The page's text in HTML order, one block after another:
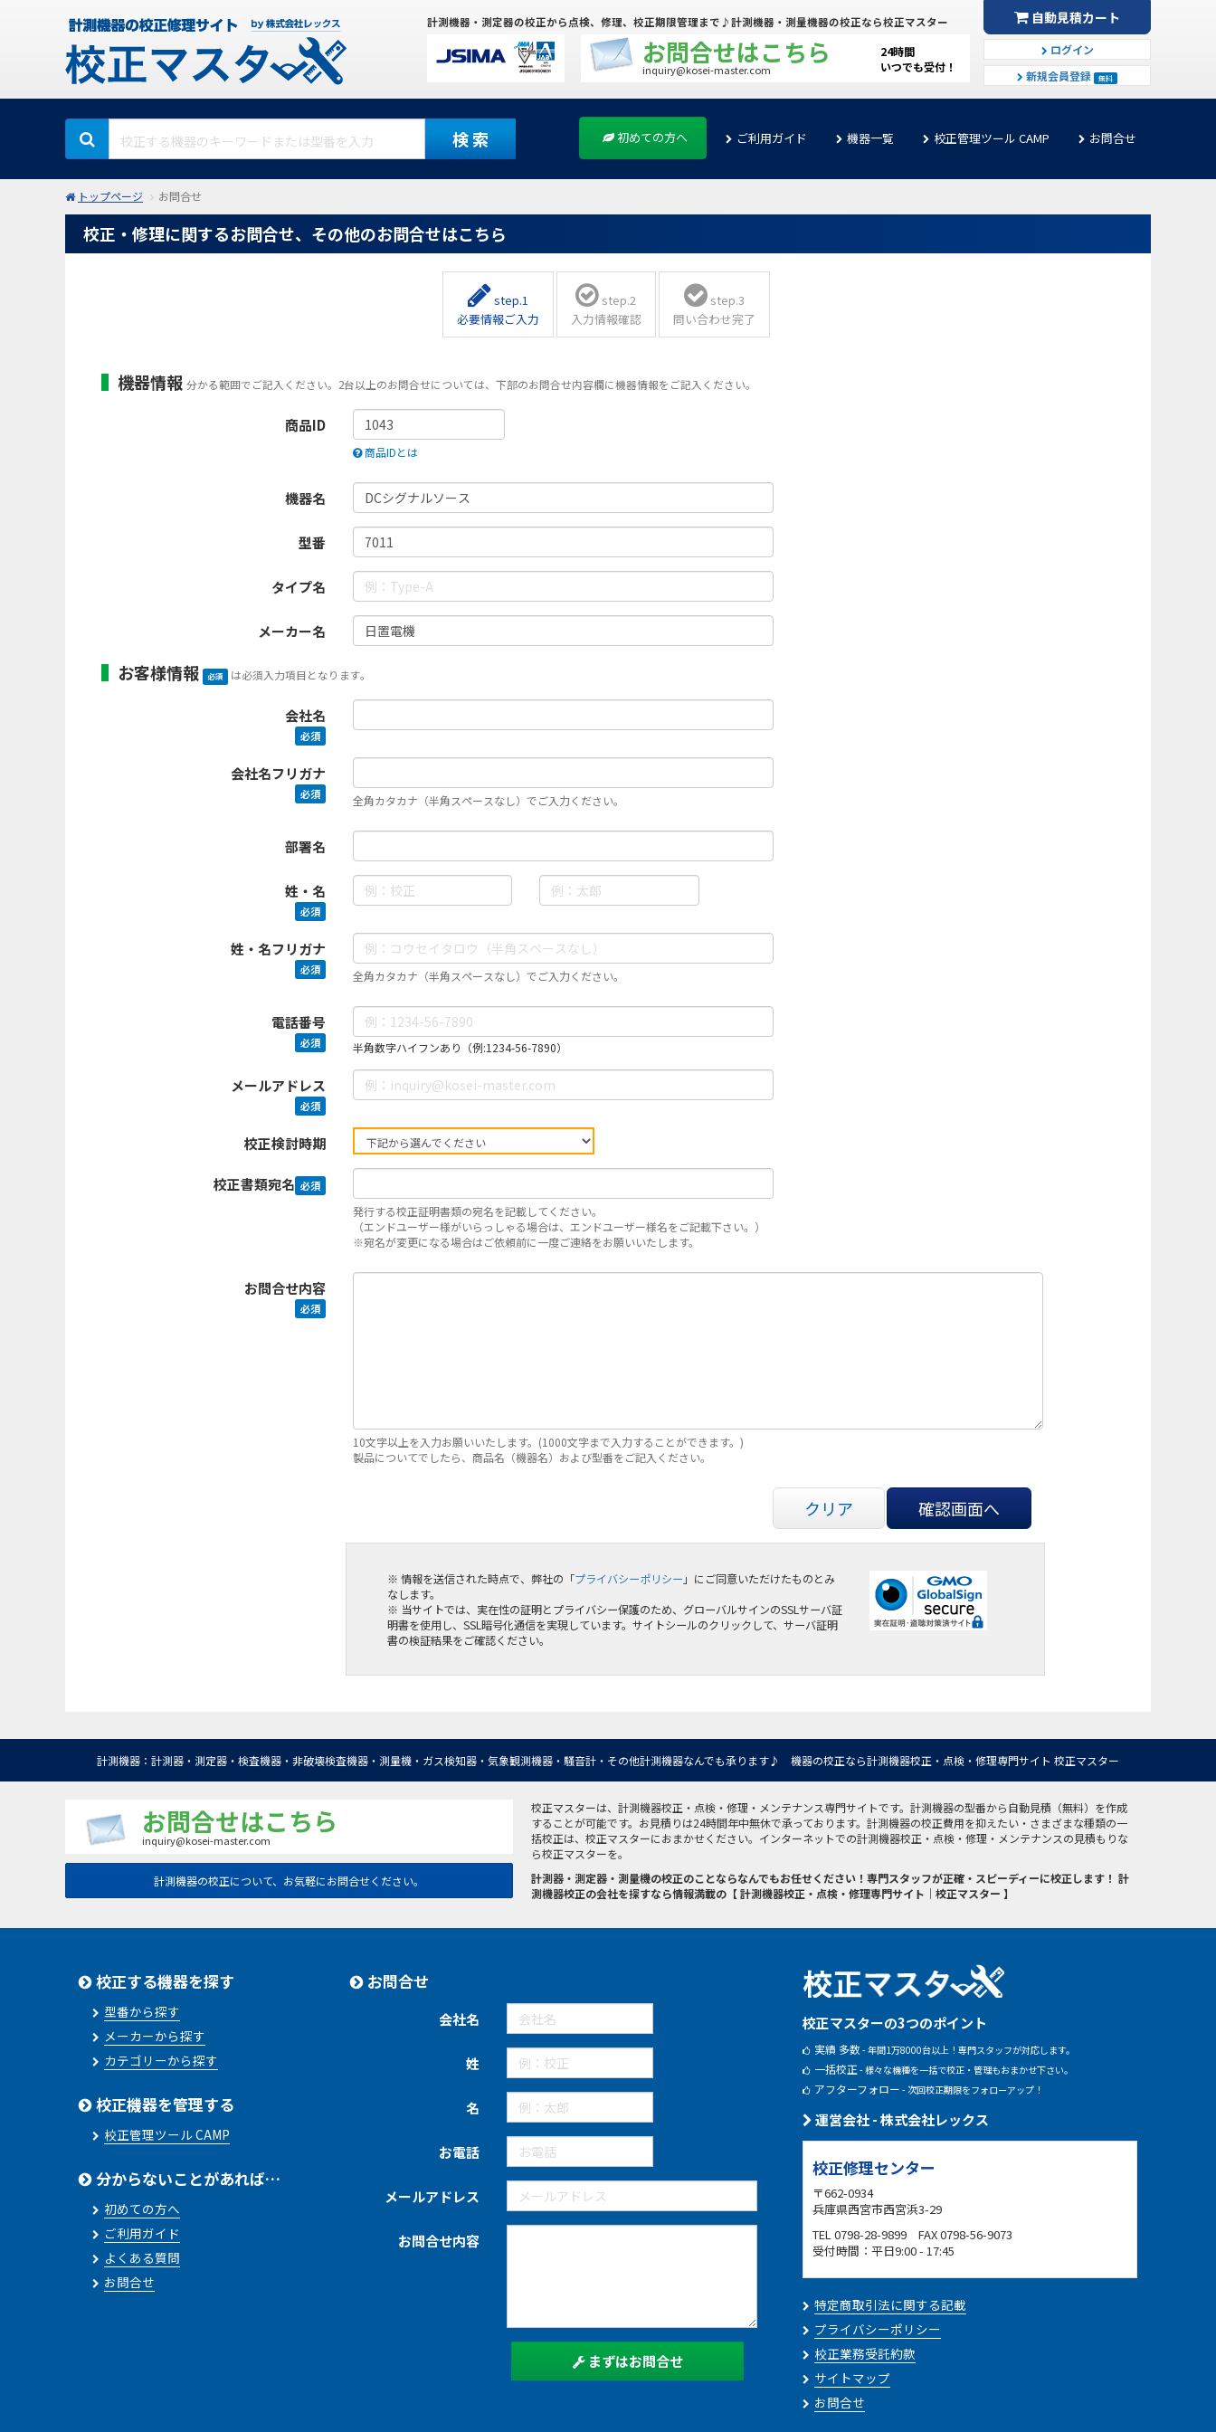
計測機器・測定器の校正から点検、修理、校正期限管理まで♪計測機器・測量機器の校正なら校正マスター
24時間
いつでも受付！
お問合せはこちら
inquiry@kosei-master.com
自動見積カート
ログイン
新規会員登録
無料
検 索 初めての方へ ご利用ガイド 機器一覧 校正管理ツール CAMP お問合せ
トップページ お問合せ
校正・修理に関するお問合せ、その他のお問合せはこちら
step.1
必要情報ご入力
step.2
入力情報確認
step.3
問い合わせ完了
機器情報 分かる範囲でご記入ください。2台以上のお問合せについては、下部のお問合せ内容欄に機器情報をご記入ください。
商品ID
商品IDとは
機器名
型番
タイプ名
メーカー名
お客様情報 必須 は必須入力項目となります。
会社名
必須
会社名フリガナ
必須 全角カタカナ（半角スペースなし）でご入力ください。
部署名
姓・名
必須
姓・名フリガナ
必須 全角カタカナ（半角スペースなし）でご入力ください。
電話番号
必須 半角数字ハイフンあり（例:1234-56-7890）
メールアドレス
必須
校正検討時期
校正書類宛名 必須
発行する校正証明書類の宛名を記載してください。
（エンドユーザー様がいらっしゃる場合は、エンドユーザー様名をご記載下さい。）
※宛名が変更になる場合はご依頼前に一度ご連絡をお願いいたします。
お問合せ内容
必須
10文字以上を入力お願いいたします。(1000文字まで入力することができます。)
製品についてでしたら、商品名（機器名）および型番をご記入ください。
クリア 確認画面へ
※ 情報を送信された時点で、弊社の「プライバシーポリシー 」にご同意いただけたものとみ
なします。
※ 当サイトでは、実在性の証明とプライバシー保護のため、グローバルサインのSSLサーバ証
明書を使用し、SSL暗号化通信を実現しています。サイトシールのクリックして、サーバ証明
書の検証結果をご確認ください。
計測機器：計測器・測定器・検査機器・非破壊検査機器・測量機・ガス検知器・気象観測機器・騒音計・その他計測機器なんでも承ります♪ 機器の校正なら計測機器校正・点検・修理専門サイト 校正マスター
お問合せはこちら
inquiry@kosei-master.com
計測機器の校正について、お気軽にお問合せください。
校正マスターは、計測機器校正・点検・修理・メンテナンス専門サイトです。計測機器の型番から自動見積（無料）を作成
することが可能です。お見積りは24時間年中無休で承っております。計測機器の校正費用を抑えたい・さまざまな種類の一
括校正は、校正マスターにおまかせください。インターネットでの計測機器校正・点検・修理・メンテナンスの見積もりな
ら校正マスターを。
計測器・測定器・測量機の校正のことならなんでもお任せください！専門スタッフが正確・スピーディーに校正します！ 計
測機器校正の会社を探すなら情報満載の【 計測機器校正・点検・修理専門サイト｜校正マスター 】
校正する機器を探す
型番から探す
メーカーから探す
カテゴリーから探す
校正機器を管理する
校正管理ツール CAMP
分からないことがあれば…
初めての方へ
ご利用ガイド
よくある質問
お問合せ
お問合せ
会社名
姓
名
お電話
メールアドレス
お問合せ内容
まずはお問合せ
校正マスターの3つのポイント
実績 多数- 年間1万8000台以上！専門スタッフが対応します。
一括校正 - 様々な機種を一括で校正・管理もおまかせ下さい。
アフターフォロー - 次回校正期限をフォローアップ！
運営会社 - 株式会社レックス
校正修理センター
〒662-0934
兵庫県西宮市西宮浜3-29
TEL 0798-28-9899 FAX 0798-56-9073
受付時間：平日9:00 - 17:45
特定商取引法に関する記載
プライバシーポリシー
校正業務受託約款
サイトマップ
お問合せ